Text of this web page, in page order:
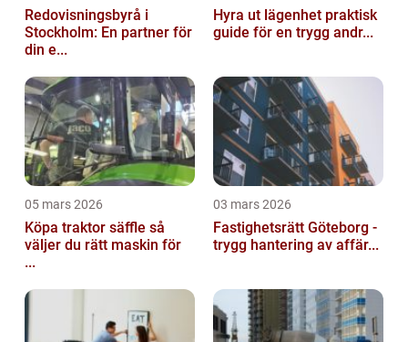
Redovisningsbyrå i
Stockholm: En partner för
din e...
Hyra ut lägenhet praktisk
guide för en trygg andr...
05 mars 2026
Köpa traktor säffle så
väljer du rätt maskin för
...
03 mars 2026
Fastighetsrätt Göteborg -
trygg hantering av affär...